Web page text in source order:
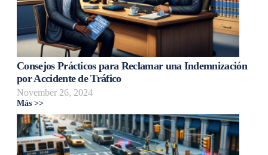
Consejos Prácticos para Reclamar una Indemnización
por Accidente de Tráfico
November 26, 2024
Más >>